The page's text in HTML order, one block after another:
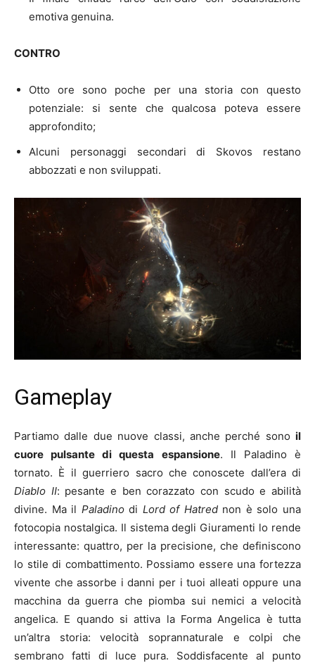
emotiva genuina.
CONTRO
Otto ore sono poche per una storia con questo
potenziale: si sente che qualcosa poteva essere
approfondito;
Alcuni personaggi secondari di Skovos restano
abbozzati e non sviluppati.
Gameplay
Partiamo dalle due nuove classi, anche perché sono il
cuore pulsante di questa espansione. Il Paladino è
tornato. È il guerriero sacro che conoscete dall’era di
Diablo II: pesante e ben corazzato con scudo e abilità
divine. Ma il Paladinodi Lord of Hatrednon è solo una
fotocopia nostalgica. Il sistema degli Giuramenti lo rende
interessante: quattro, per la precisione, che definiscono
lo stile di combattimento. Possiamo essere una fortezza
vivente che assorbe i danni per i tuoi alleati oppure una
macchina da guerra che piomba sui nemici a velocità
angelica. E quando si attiva la Forma Angelica è tutta
un’altra storia: velocità soprannaturale e colpi che
sembrano fatti di luce pura. Soddisfacente al punto